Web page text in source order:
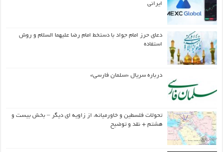
ایرانی
دعای حرز امام جواد با دستخط امام رضا علیهما السلام و روش
استفاده
درباره سریال «سلمان فارسی»
تحولات فلسطین و خاورمیانه، از زاویه ای دیگر – بخش بیست و
هشتم + نقد و توضیح